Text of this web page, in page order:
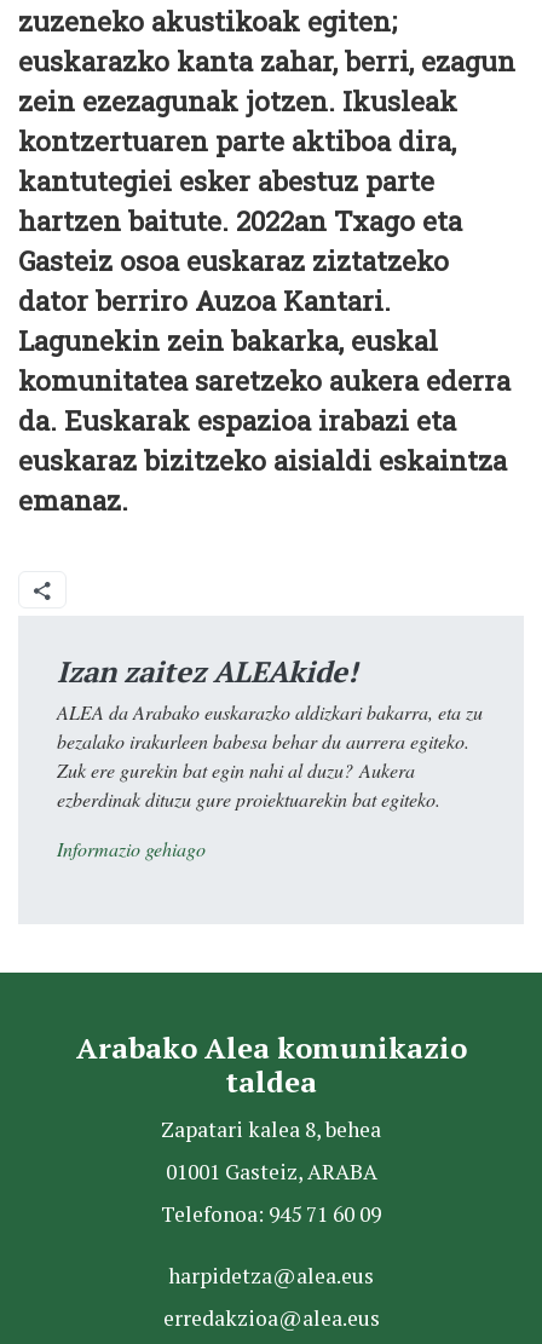
zuzeneko akustikoak egiten;
euskarazko kanta zahar, berri, ezagun
zein ezezagunak jotzen. Ikusleak
kontzertuaren parte aktiboa dira,
kantutegiei esker abestuz parte
hartzen baitute. 2022an Txago eta
Gasteiz osoa euskaraz ziztatzeko
dator berriro Auzoa Kantari.
Lagunekin zein bakarka, euskal
komunitatea saretzeko aukera ederra
da. Euskarak espazioa irabazi eta
euskaraz bizitzeko aisialdi eskaintza
emanaz.
Izan zaitez ALEAkide!
ALEA da Arabako euskarazko aldizkari bakarra, eta zu
bezalako irakurleen babesa behar du aurrera egiteko.
Zuk ere gurekin bat egin nahi al duzu? Aukera
ezberdinak dituzu gure proiektuarekin bat egiteko.
Informazio gehiago
Arabako Alea komunikazio
taldea
Zapatari kalea 8, behea
01001 Gasteiz, ARABA
Telefonoa: 945 71 60 09
harpidetza@alea.eus
erredakzioa@alea.eus